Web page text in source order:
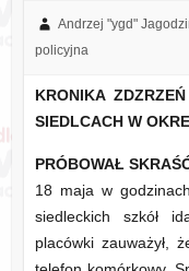
Andrzej "ygd"
policyjna
KRONIKA
SIEDLCACH W
PRÓBOWAŁ
18 maja w
siedleckich szkół
placówki zauważył,